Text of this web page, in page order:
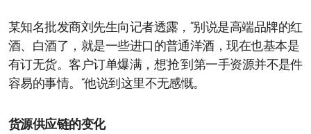
某知名批发商刘先生向记者透露，“别说是高端品牌的红
酒、白酒了，就是一些进口的普通洋酒，现在也基本是
有订无货。客户订单爆满，想‘抢’到第一手资源并不是件
容易的事情。”他说到这里不无感慨。
货源供应链的变化